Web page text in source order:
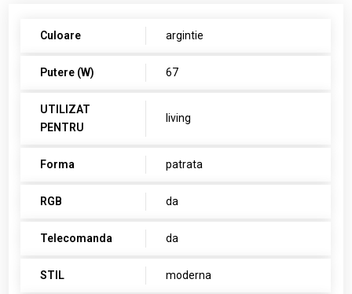
Culoare argintie
Putere (W) 67
UTILIZAT
PENTRU
living
Forma patrata
RGB da
Telecomanda da
STIL moderna